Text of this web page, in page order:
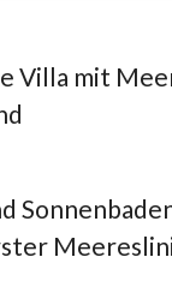
Villa mit